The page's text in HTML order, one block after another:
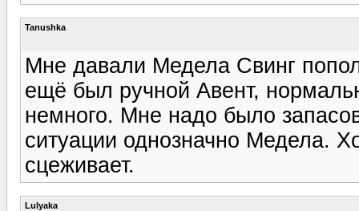
Tanushka
Мне давали Медела Свинг
ещё был ручной Авент,
немного. Мне надо было
ситуации однозначно Медела.
сцеживает.
Lulyaka